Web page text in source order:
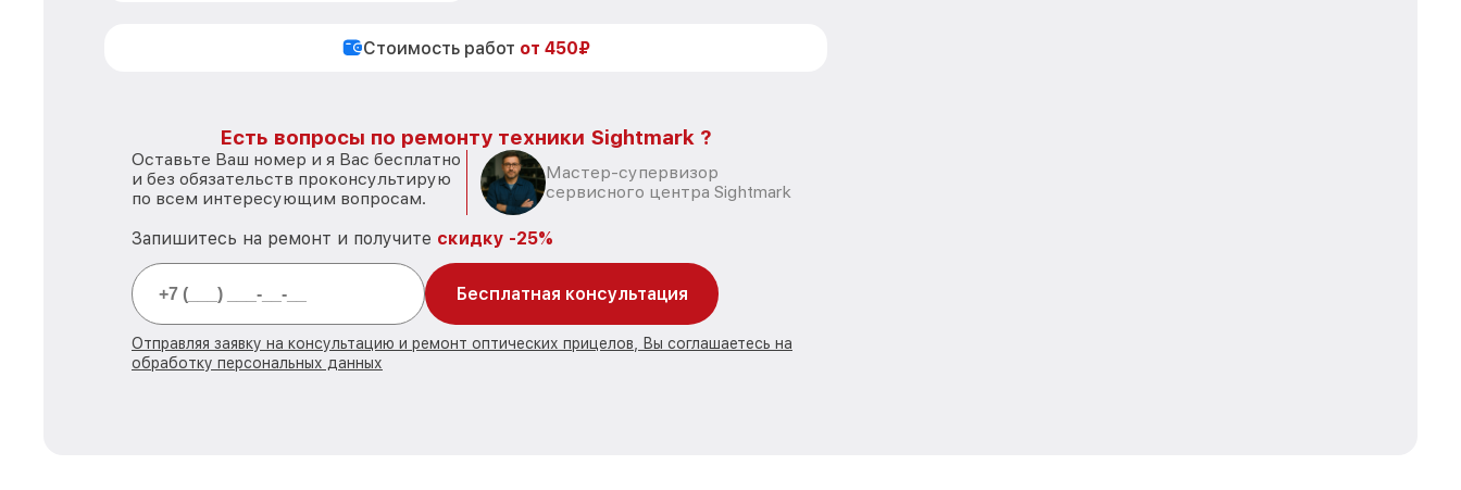
Стоимость работ от 450₽
Есть вопросы по ремонту техники Sightmark ?
Оставьте Ваш номер и я Вас бесплатно
и без обязательств проконсультирую
по всем интересующим вопросам.
Мастер-супервизор
сервисного центра Sightmark
Запишитесь на ремонт и получите скидку -25%
Бесплатная консультация
Отправляя заявку на консультацию и ремонт оптических прицелов, Вы соглашаетесь на
обработку персональных данных